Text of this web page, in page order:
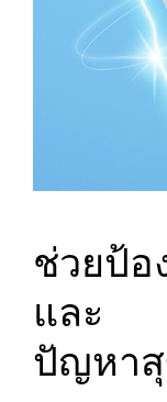
ช่วยป้อ
และ
ปัญหาสุ